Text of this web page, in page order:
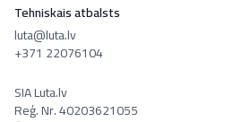
Tehniskais atbalsts
luta@luta.lv
+371 22076104
SIA Luta.lv
Reģ. Nr. 40203621055